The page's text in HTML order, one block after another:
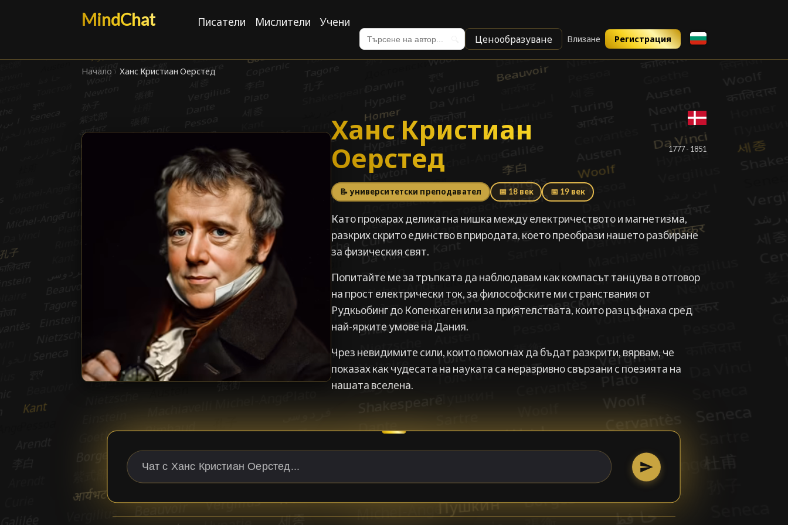
MindChat Писатели Мислители Учени
Ценообразуване Влизане Регистрация
Начало › Ханс Кристиан Оерстед
Ханс Кристиан Оерстед
Ханс Кристиан
Оерстед
1777 - 1851
📝 университетски преподавател 📅 18 век 📅 19 век
Като прокарах деликатна нишка между електричеството и магнетизма,
разкрих скрито единство в природата, което преобрази нашето разбиране
за физическия свят.
Попитайте ме за тръпката да наблюдавам как компасът танцува в отговор
на прост електрически ток, за философските ми странствания от
Рудкьобинг до Копенхаген или за приятелствата, които разцъфнаха сред
най-ярките умове на Дания.
Чрез невидимите сили, които помогнах да бъдат разкрити, вярвам, че
показах как чудесата на науката са неразривно свързани с поезията на
нашата вселена.